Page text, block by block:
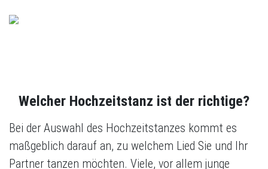
Welcher Hochzeitstanz ist der richtige?
Bei der Auswahl des Hochzeitstanzes kommt es
maßgeblich darauf an, zu welchem Lied Sie und Ihr
Partner tanzen möchten. Viele, vor allem junge